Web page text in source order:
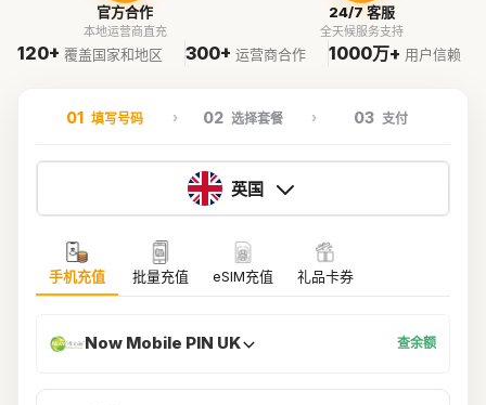
官方合作
本地运营商直充
24/7 客服
全天候服务支持
120+ 覆盖国家和地区 300+ 运营商合作 1000万+ 用户信赖
01 填写号码 02 选择套餐 03 支付
英国
手机充值 批量充值 eSIM充值 礼品卡券
Now Mobile PIN UK 查余额